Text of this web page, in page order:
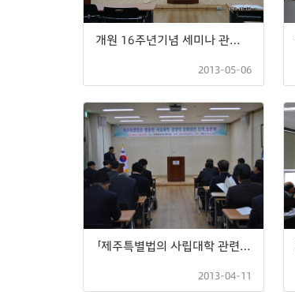
개원 16주년기념 세미나 관광객 1천만 시대를 대비한 제주관광의 질적성장 전략 모색
2013-05-06
「제주특별법의 사립대학 관련 특례 활용 방안」토론회
2013-04-11